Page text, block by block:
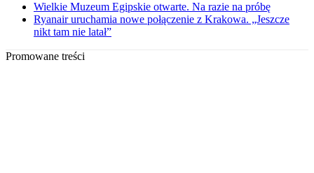
Wielkie Muzeum Egipskie otwarte. Na razie na próbę
Ryanair uruchamia nowe połączenie z Krakowa. „Jeszcze
nikt tam nie latał”
Promowane treści